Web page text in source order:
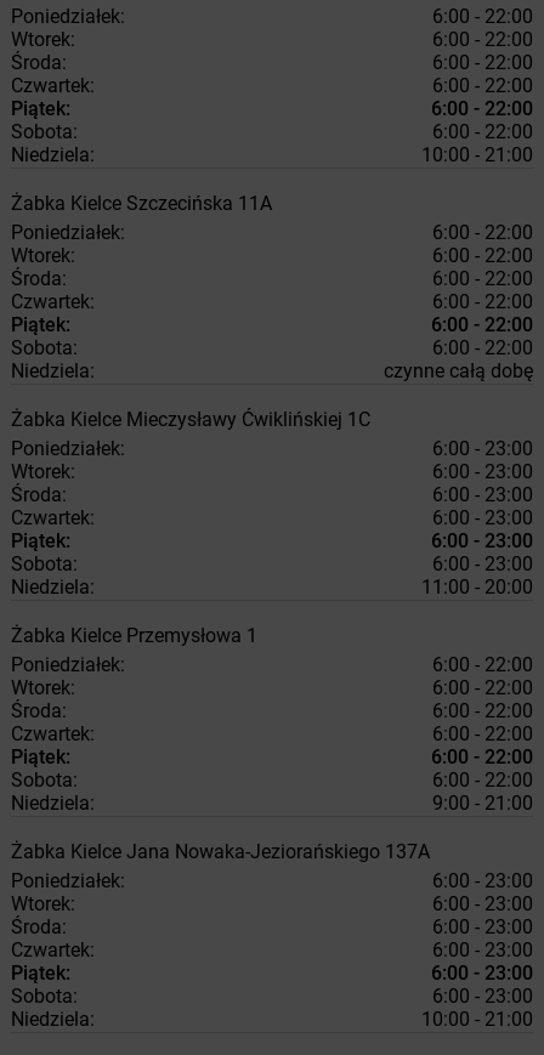
Poniedziałek:
6:00 - 22:00
Wtorek:
6:00 - 22:00
Środa:
6:00 - 22:00
Czwartek:
6:00 - 22:00
Piątek:
6:00 - 22:00
Sobota:
6:00 - 22:00
Niedziela:
10:00 - 21:00
Żabka Kielce Szczecińska 11A
Poniedziałek:
6:00 - 22:00
Wtorek:
6:00 - 22:00
Środa:
6:00 - 22:00
Czwartek:
6:00 - 22:00
Piątek:
6:00 - 22:00
Sobota:
6:00 - 22:00
Niedziela:
czynne całą dobę
Żabka Kielce Mieczysławy Ćwiklińskiej 1C
Poniedziałek:
6:00 - 23:00
Wtorek:
6:00 - 23:00
Środa:
6:00 - 23:00
Czwartek:
6:00 - 23:00
Piątek:
6:00 - 23:00
Sobota:
6:00 - 23:00
Niedziela:
11:00 - 20:00
Żabka Kielce Przemysłowa 1
Poniedziałek:
6:00 - 22:00
Wtorek:
6:00 - 22:00
Środa:
6:00 - 22:00
Czwartek:
6:00 - 22:00
Piątek:
6:00 - 22:00
Sobota:
6:00 - 22:00
Niedziela:
9:00 - 21:00
Żabka Kielce Jana Nowaka-Jeziorańskiego 137A
Poniedziałek:
6:00 - 23:00
Wtorek:
6:00 - 23:00
Środa:
6:00 - 23:00
Czwartek:
6:00 - 23:00
Piątek:
6:00 - 23:00
Sobota:
6:00 - 23:00
Niedziela:
10:00 - 21:00